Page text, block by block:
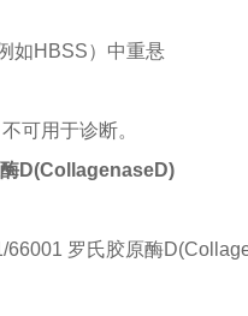
如HBSS）中重悬
可用于诊断。
D(CollagenaseD)
66001 罗氏胶原酶